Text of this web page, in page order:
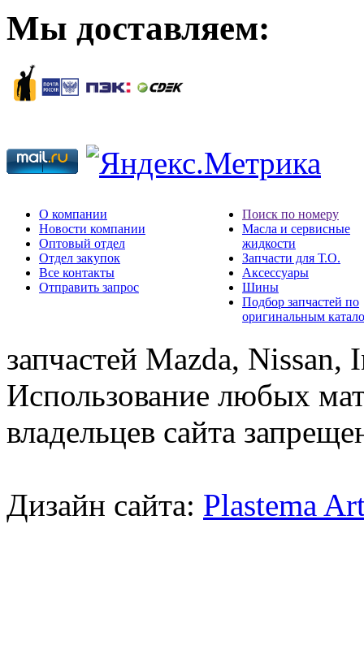
Мы доставляем:
О компании
Новости компании
Оптовый отдел
Отдел закупок
Все контакты
Отправить запрос
Поиск по номеру
Масла и сервисные
жидкости
Запчасти для Т.О.
Аксессуары
Шины
Подбор запчастей по
оригинальным
запчастей Mazda,
Использование любых
владельцев сайта
Дизайн сайта: Plastema